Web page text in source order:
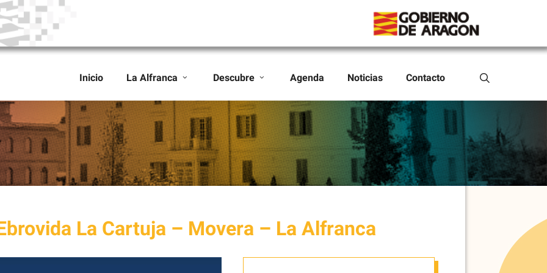
Inicio La Alfranca Descubre Agenda Noticias Contacto
La Cartuja – Movera – La Alfranca